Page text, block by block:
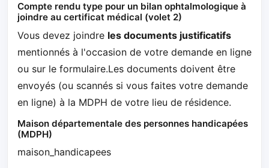
Compte rendu type pour un bilan ophtalmologique à
joindre au certificat médical (volet 2)
Vous devez joindre les documents justificatifs
mentionnés à l'occasion de votre demande en ligne
ou sur le formulaire.Les documents doivent être
envoyés (ou scannés si vous faites votre demande
en ligne) à la MDPH de votre lieu de résidence.
Maison départementale des personnes handicapées
(MDPH)
maison_handicapees